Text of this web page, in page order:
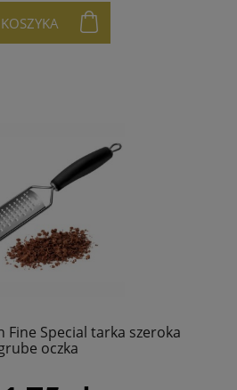
Fine Special tarka szeroka
oczka